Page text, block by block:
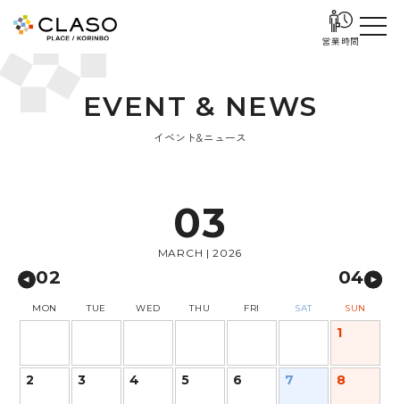
営業時間
EVENT & NEWS
イベント&ニュース
03
MARCH | 2026
02 04
MON TUE WED THU FRI SAT SUN
1
2 3 4 5 6 7 8